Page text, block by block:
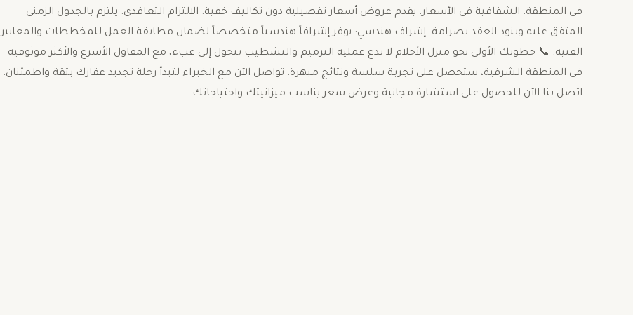
في المنطقة. ​الشفافية في الأسعار: يقدم عروض أسعار تفصيلية دون تكاليف خفية. ​الالتزام التعاقدي: يلتزم بالجدول الزمني
المتفق عليه وبنود العقد بصرامة. ​إشراف هندسي: يوفر إشرافاً هندسياً متخصصاً لضمان مطابقة العمل للمخططات والمعايير
الفنية. ​📞 خطوتك الأولى نحو منزل الأحلام ​لا تدع عملية الترميم والتشطيب تتحول إلى عبء، مع المقاول الأسرع والأكثر موثوقية
في المنطقة الشرقية، ستحصل على تجربة سلسة ونتائج مبهرة. تواصل الآن مع الخبراء لتبدأ رحلة تجديد عقارك بثقة واطمئنان.
اتصل بنا الآن للحصول على استشارة مجانية وعرض سعر يناسب ميزانيتك واحتياجاتك